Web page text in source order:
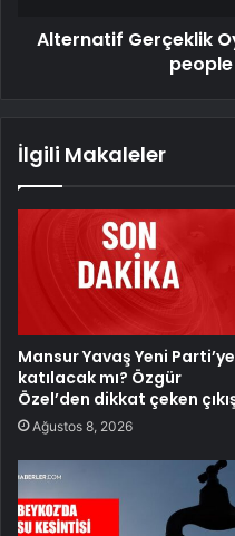
Alternatif Gerçeklik
İlgili Makaleler
Mansur Yavaş Yeni Parti’ye
katılacak mı? Özgür
Özel’den dikkat çeken
Ağustos 8, 2026